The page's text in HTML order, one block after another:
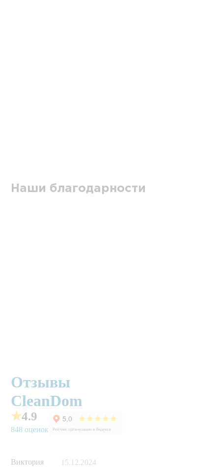
Наши благодарности
Отзывы
CleanDom
★4.9
848 оценок
Виктория
15.12.2024